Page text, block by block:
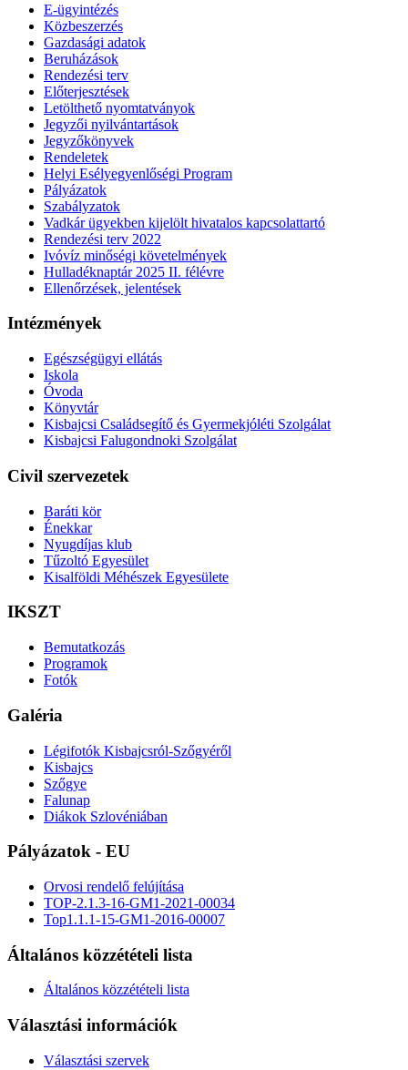
E-ügyintézés
Közbeszerzés
Gazdasági adatok
Beruházások
Rendezési terv
Előterjesztések
Letölthető nyomtatványok
Jegyzői nyilvántartások
Jegyzőkönyvek
Rendeletek
Helyi Esélyegyenlőségi Program
Pályázatok
Szabályzatok
Vadkár ügyekben kijelölt hivatalos kapcsolattartó
Rendezési terv 2022
Ivóvíz minőségi követelmények
Hulladéknaptár 2025 II. félévre
Ellenőrzések, jelentések
Intézmények
Egészségügyi ellátás
Iskola
Óvoda
Könyvtár
Kisbajcsi Családsegítő és Gyermekjóléti Szolgálat
Kisbajcsi Falugondnoki Szolgálat
Civil szervezetek
Baráti kör
Énekkar
Nyugdíjas klub
Tűzoltó Egyesület
Kisalföldi Méhészek Egyesülete
IKSZT
Bemutatkozás
Programok
Fotók
Galéria
Légifotók Kisbajcsról-Szőgyéről
Kisbajcs
Szőgye
Falunap
Diákok Szlovéniában
Pályázatok - EU
Orvosi rendelő felújítása
TOP-2.1.3-16-GM1-2021-00034
Top1.1.1-15-GM1-2016-00007
Általános közzétételi lista
Általános közzétételi lista
Választási információk
Választási szervek